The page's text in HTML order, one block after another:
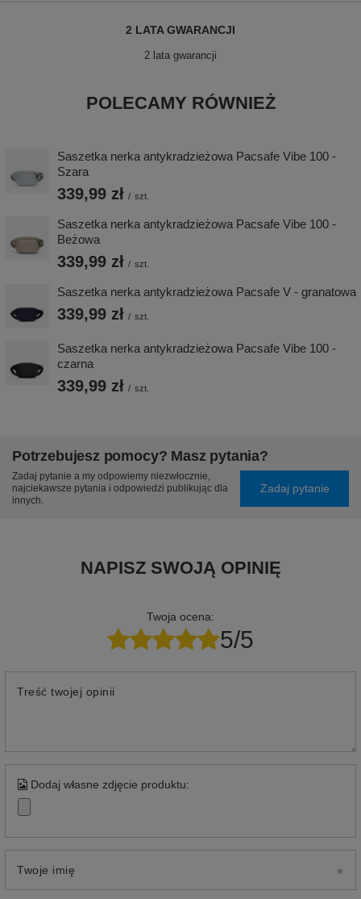
2 LATA GWARANCJI
2 lata gwarancji
POLECAMY RÓWNIEŻ
Saszetka nerka antykradzieżowa Pacsafe Vibe 100 -
Szara
339,99 zł / szt.
Saszetka nerka antykradzieżowa Pacsafe Vibe 100 -
Beżowa
339,99 zł / szt.
Saszetka nerka antykradzieżowa Pacsafe V - granatowa
339,99 zł / szt.
Saszetka nerka antykradzieżowa Pacsafe Vibe 100 -
czarna
339,99 zł / szt.
Potrzebujesz pomocy? Masz pytania?
Zadaj pytanie a my odpowiemy niezwłocznie,
najciekawsze pytania i odpowiedzi publikując dla
innych.
Zadaj pytanie
NAPISZ SWOJĄ OPINIĘ
Twoja ocena:
5/5
Treść twojej opinii
Dodaj własne zdjęcie produktu:
Twoje imię